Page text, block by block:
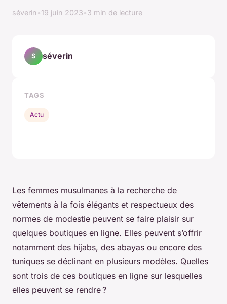
séverin•19 juin 2023•3 min de lecture
Les femmes musulmanes à la recherche de
vêtements à la fois élégants et respectueux des
normes de modestie peuvent se faire plaisir sur
quelques boutiques en ligne. Elles peuvent s’offrir
notamment des hijabs, des abayas ou encore des
tuniques se déclinant en plusieurs modèles. Quelles
sont trois de ces boutiques en ligne sur lesquelles
elles peuvent se rendre ?
S séverin
TAGS
Actu